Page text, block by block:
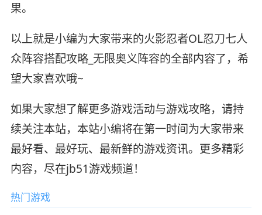
果。
以上就是小编为大家带来的火影忍者OL忍刀七人
众阵容搭配攻略_无限奥义阵容的全部内容了，希
望大家喜欢哦~
如果大家想了解更多游戏活动与游戏攻略，请持
续关注本站，本站小编将在第一时间为大家带来
最好看、最好玩、最新鲜的游戏资讯。更多精彩
内容，尽在jb51游戏频道！
热门游戏